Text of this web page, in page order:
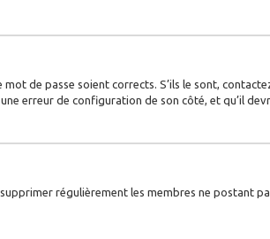
de passe soient corrects. S’ils le sont,
erreur de configuration de son côté, et qu’il
régulièrement les membres ne postant